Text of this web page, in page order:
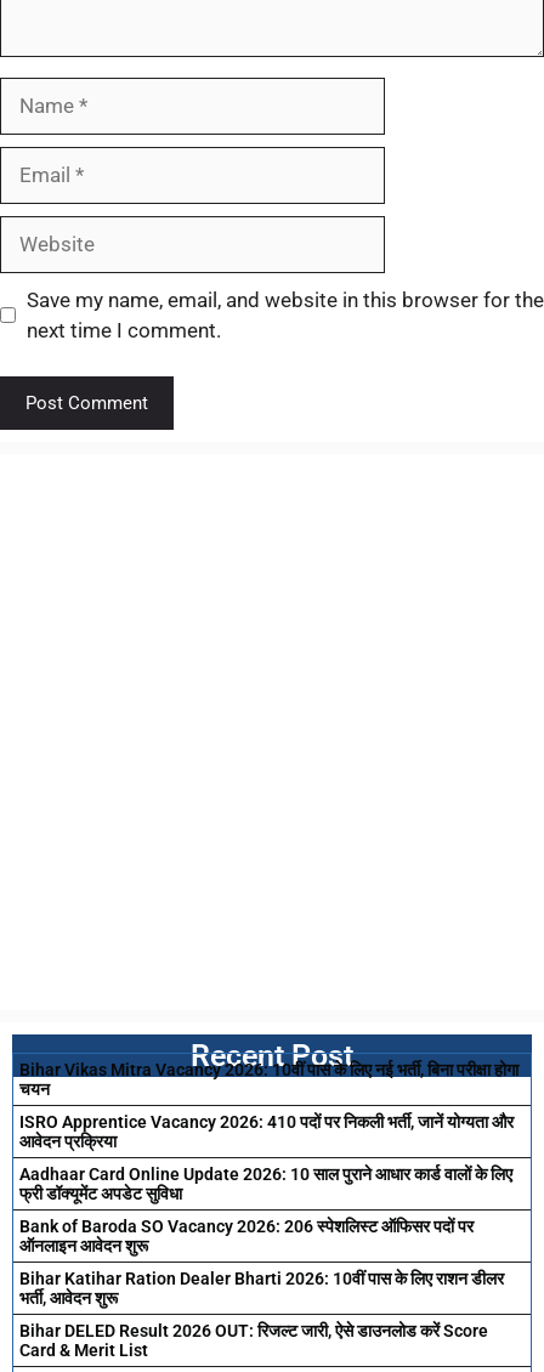
Save my name, email, and website in this browser for the
next time I comment.
Recent Post
Bihar Vikas Mitra Vacancy 2026: 10वीं पास के लिए नई भर्ती, बिना परीक्षा होगा
चयन
ISRO Apprentice Vacancy 2026: 410 पदों पर निकली भर्ती, जानें योग्यता और
आवेदन प्रक्रिया
Aadhaar Card Online Update 2026: 10 साल पुराने आधार कार्ड वालों के लिए
फ्री डॉक्यूमेंट अपडेट सुविधा
Bank of Baroda SO Vacancy 2026: 206 स्पेशलिस्ट ऑफिसर पदों पर
ऑनलाइन आवेदन शुरू
Bihar Katihar Ration Dealer Bharti 2026: 10वीं पास के लिए राशन डीलर
भर्ती, आवेदन शुरू
Bihar DELED Result 2026 OUT: रिजल्ट जारी, ऐसे डाउनलोड करें Score
Card & Merit List